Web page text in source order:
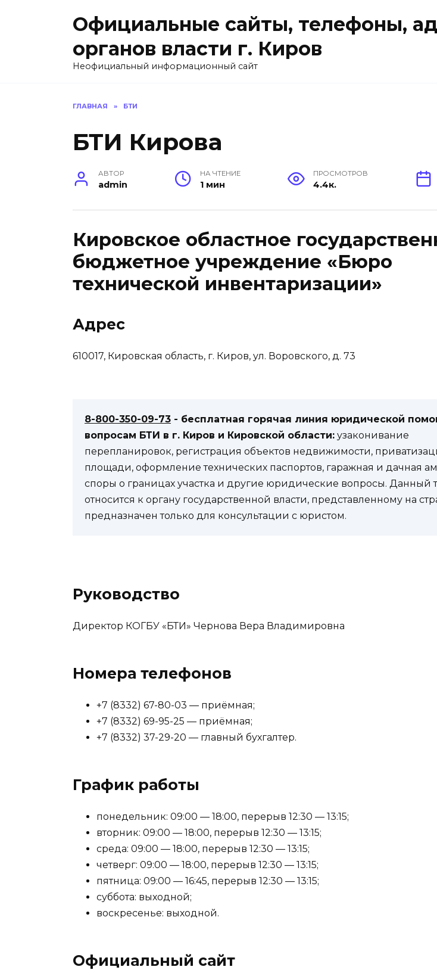
Официальные сайты, телефоны,
органов власти г. Киров
Неофициальный информационный сайт
ГЛАВНАЯ » БТИ
БТИ Кирова
АВТОР
admin
НА ЧТЕНИЕ
1 мин
ПРОСМОТРОВ
4.4к.
Кировское областное
бюджетное учреждение «Бюро
технической инвентаризации»
Адрес
610017, Кировская область, г. Киров, ул. Воровского, д. 73
8-800-350-09-73 - бесплатная горячая линия юридической
вопросам БТИ в г. Киров и Кировской области: узаконивание
перепланировок, регистрация объектов недвижимости,
площади, оформление технических паспортов, гаражная и дачная
споры о границах участка и другие юридические вопросы. Данный
относится к органу государственной власти, представленному на
предназначен только для консультации с юристом.
Руководство
Директор КОГБУ «БТИ» Чернова Вера Владимировна
Номера телефонов
+7 (8332) 67-80-03 — приёмная;
+7 (8332) 69-95-25 — приёмная;
+7 (8332) 37-29-20 — главный бухгалтер.
График работы
понедельник: 09:00 — 18:00, перерыв 12:30 — 13:15;
вторник: 09:00 — 18:00, перерыв 12:30 — 13:15;
среда: 09:00 — 18:00, перерыв 12:30 — 13:15;
четверг: 09:00 — 18:00, перерыв 12:30 — 13:15;
пятница: 09:00 — 16:45, перерыв 12:30 — 13:15;
суббота: выходной;
воскресенье: выходной.
Официальный сайт